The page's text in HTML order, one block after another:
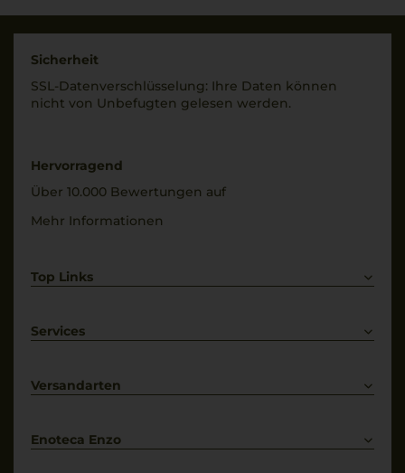
8 °C
Alkoholgehalt
Restsüße
Geschmack
Sicherheit
SSL-Daten­verschlüs­selung: Ihre Daten können
nicht von Unbe­fugten gelesen werden.
Hervorragend
Über 10.000 Bewertungen auf
Mehr Informationen
Top Links
Weißwein
Services
Kontakt
Versandarten
Enoteca Enzo